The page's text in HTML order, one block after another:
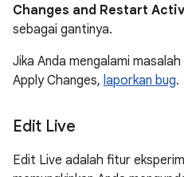
Changes and Restart
sebagai gantinya.
Jika Anda mengalami
Apply Changes, laporkan bug.
Edit Live
Edit Live adalah fitur